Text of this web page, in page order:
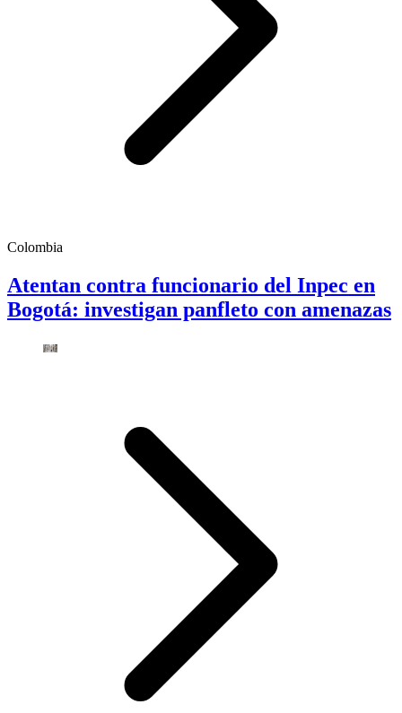
Colombia
Atentan contra funcionario del Inpec en
Bogotá: investigan panfleto con amenazas